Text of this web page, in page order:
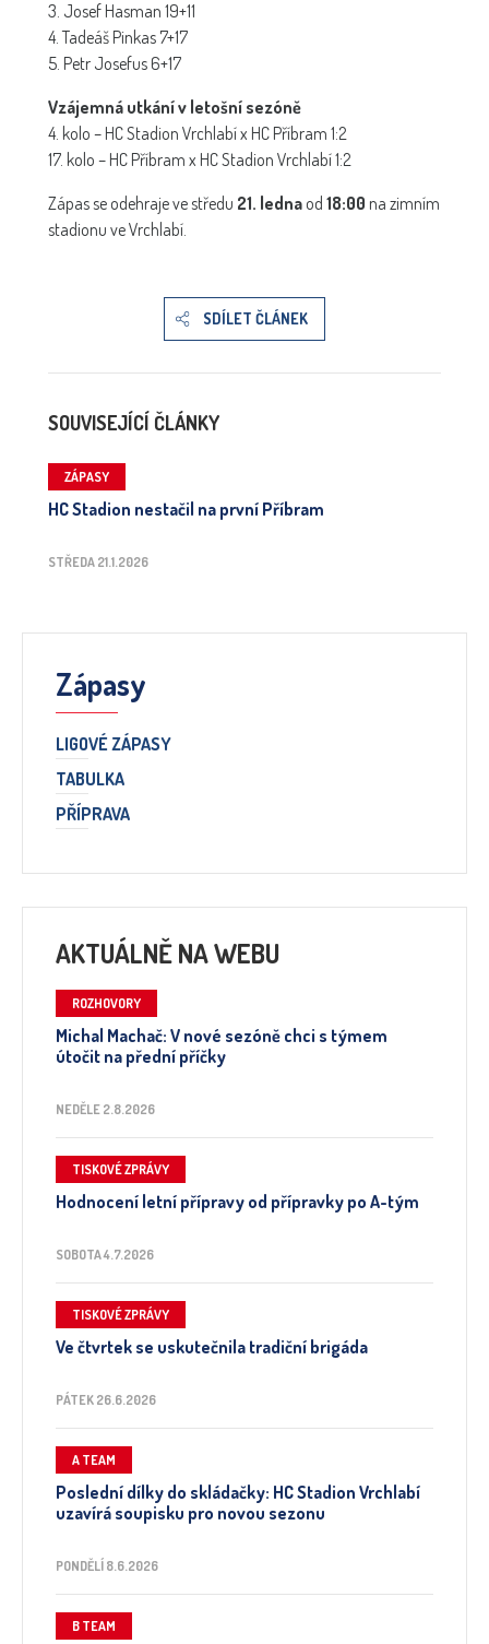
3. Josef Hasman 19+11
4. Tadeáš Pinkas 7+17
5. Petr Josefus 6+17
Vzájemná utkání v letošní sezóně
4. kolo – HC Stadion Vrchlabí x HC Příbram 1:2
17. kolo – HC Příbram x HC Stadion Vrchlabí 1:2
Zápas se odehraje ve středu 21. ledna od 18:00 na zimním
stadionu ve Vrchlabí.
SDÍLET ČLÁNEK
SOUVISEJÍCÍ ČLÁNKY
ZÁPASY
HC Stadion nestačil na první Příbram
STŘEDA 21.1.2026
Zápasy
LIGOVÉ ZÁPASY
TABULKA
PŘÍPRAVA
AKTUÁLNĚ NA WEBU
ROZHOVORY
Michal Machač: V nové sezóně chci s týmem
útočit na přední příčky
NEDĚLE 2.8.2026
TISKOVÉ ZPRÁVY
Hodnocení letní přípravy od přípravky po A-tým
SOBOTA 4.7.2026
TISKOVÉ ZPRÁVY
Ve čtvrtek se uskutečnila tradiční brigáda
PÁTEK 26.6.2026
A TEAM
Poslední dílky do skládačky: HC Stadion Vrchlabí
uzavírá soupisku pro novou sezonu
PONDĚLÍ 8.6.2026
B TEAM